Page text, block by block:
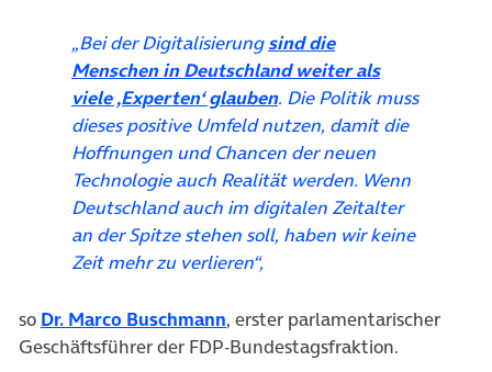
„Bei der Digitalisierungsind die
Menschen in Deutschland weiter als
viele ‚Experten‘ glauben(öffnet in neuem Tab)
. Die Politik muss
dieses positive Umfeld nutzen, damit die
Hoffnungen und Chancen der neuen
Technologie auch Realität werden. Wenn
Deutschland auch im digitalen Zeitalter
an der Spitze stehen soll, haben wir keine
Zeit mehr zu verlieren“,
so Dr. Marco Buschmann(öffnet in neuem Tab)
, erster parlamentarischer
Geschäftsführer der FDP-Bundestagsfraktion.